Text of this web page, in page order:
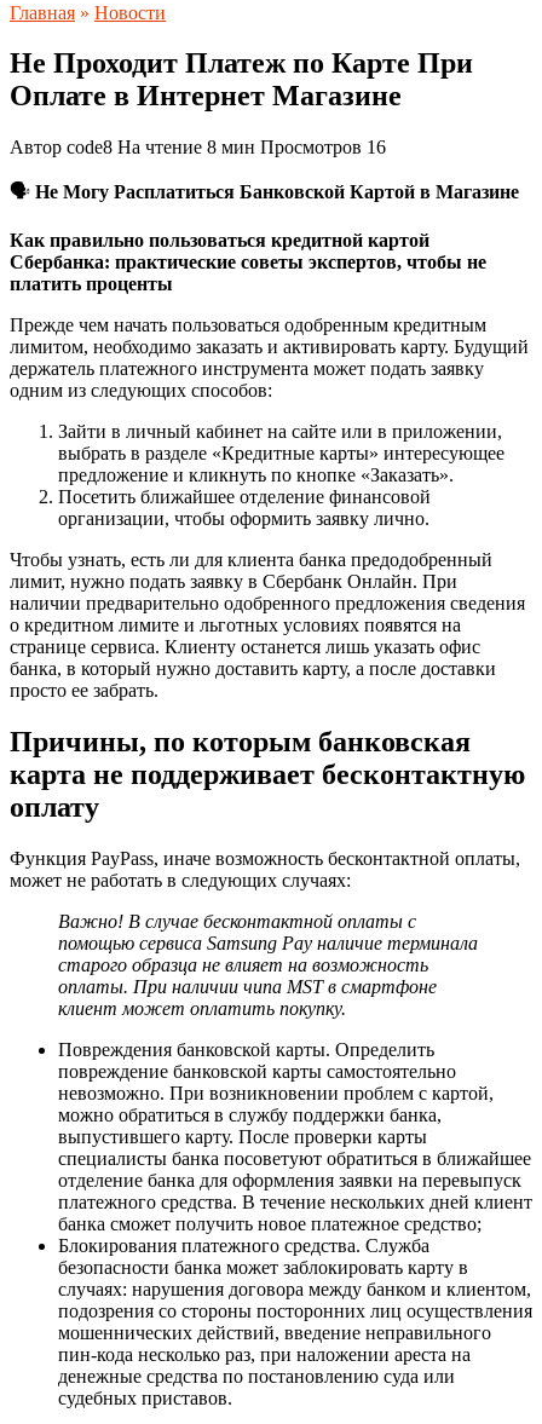
Главная » Новости
Не Проходит Платеж по Карте При
Оплате в Интернет Магазине
Автор code8 На чтение 8 мин Просмотров 16
🗣 Не Могу Расплатиться Банковской Картой в Магазине
Как правильно пользоваться кредитной картой
Сбербанка: практические советы экспертов, чтобы не
платить проценты
Прежде чем начать пользоваться одобренным кредитным
лимитом, необходимо заказать и активировать карту. Будущий
держатель платежного инструмента может подать заявку
одним из следующих способов:
Зайти в личный кабинет на сайте или в приложении,
выбрать в разделе «Кредитные карты» интересующее
предложение и кликнуть по кнопке «Заказать».
Посетить ближайшее отделение финансовой
организации, чтобы оформить заявку лично.
Чтобы узнать, есть ли для клиента банка предодобренный
лимит, нужно подать заявку в Сбербанк Онлайн. При
наличии предварительно одобренного предложения сведения
о кредитном лимите и льготных условиях появятся на
странице сервиса. Клиенту останется лишь указать офис
банка, в который нужно доставить карту, а после доставки
просто ее забрать.
Причины, по которым банковская
карта не поддерживает бесконтактную
оплату
Функция PayPass, иначе возможность бесконтактной оплаты,
может не работать в следующих случаях:
Важно! В случае бесконтактной оплаты с
помощью сервиса Samsung Pay наличие терминала
старого образца не влияет на возможность
оплаты. При наличии чипа MST в смартфоне
клиент может оплатить покупку.
Повреждения банковской карты. Определить
повреждение банковской карты самостоятельно
невозможно. При возникновении проблем с картой,
можно обратиться в службу поддержки банка,
выпустившего карту. После проверки карты
специалисты банка посоветуют обратиться в ближайшее
отделение банка для оформления заявки на перевыпуск
платежного средства. В течение нескольких дней клиент
банка сможет получить новое платежное средство;
Блокирования платежного средства. Служба
безопасности банка может заблокировать карту в
случаях: нарушения договора между банком и клиентом,
подозрения со стороны посторонних лиц осуществления
мошеннических действий, введение неправильного
пин-кода несколько раз, при наложении ареста на
денежные средства по постановлению суда или
судебных приставов.